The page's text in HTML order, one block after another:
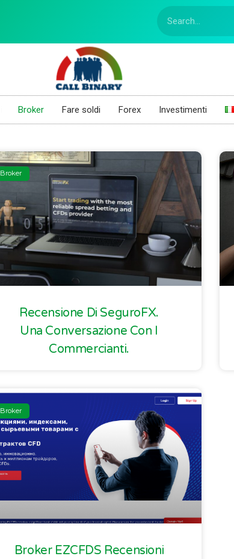
Broker Fare soldi Forex Investimenti
Broker
Recensione Di SeguroFX.
Una Conversazione Con I
Commercianti.
Broker
Broker EZCFDS Recensioni